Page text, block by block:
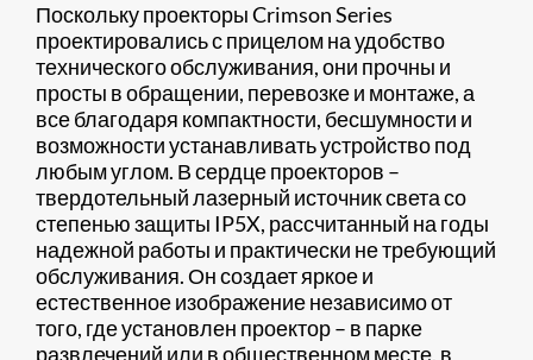
Поскольку проекторы Crimson Series
проектировались с прицелом на удобство
технического обслуживания, они прочны и
просты в обращении, перевозке и монтаже, а
все благодаря компактности, бесшумности и
возможности устанавливать устройство под
любым углом. В сердце проекторов –
твердотельный лазерный источник света со
степенью защиты IP5X, рассчитанный на годы
надежной работы и практически не требующий
обслуживания. Он создает яркое и
естественное изображение независимо от
того, где установлен проектор – в парке
развлечений или в общественном месте, в